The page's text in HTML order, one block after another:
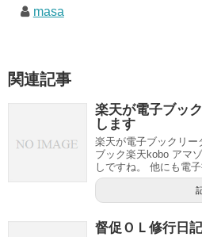
masa
関連記事
楽天が電子ブッ
します
楽天が電子ブックリ
ブック楽天kobo アマ
しですね。 他にも電
督促ＯＬ修行日記